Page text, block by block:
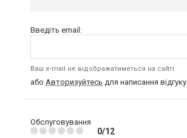
Введіть email:
Ваш e-mail не відображатиметься на сайті
або Авторизуйтесь для написання відгуку
Обслуговування
0/12